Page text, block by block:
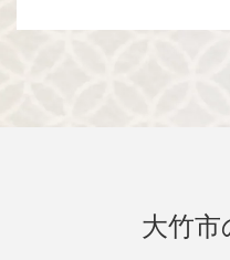
大竹市